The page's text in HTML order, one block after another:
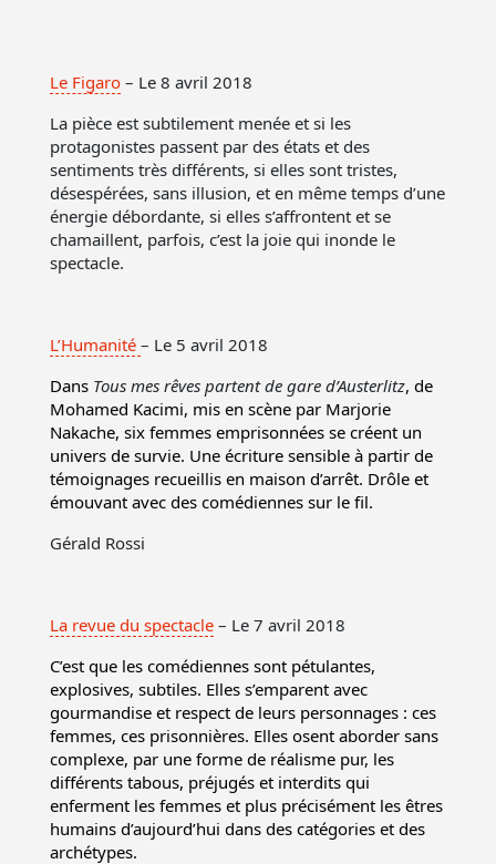
Le Figaro – Le 8 avril 2018
La pièce est subtilement menée et si les
protagonistes passent par des états et des
sentiments très différents, si elles sont tristes,
désespérées, sans illusion, et en même temps d’une
énergie débordante, si elles s’affrontent et se
chamaillent, parfois, c’est la joie qui inonde le
spectacle.
L’Humanité – Le 5 avril 2018
Dans Tous mes rêves partent de gare d’Austerlitz, de
Mohamed Kacimi, mis en scène par Marjorie
Nakache, six femmes emprisonnées se créent un
univers de survie. Une écriture sensible à partir de
témoignages recueillis en maison d’arrêt. Drôle et
émouvant avec des comédiennes sur le fil.
Gérald Rossi
La revue du spectacle – Le 7 avril 2018
C’est que les comédiennes sont pétulantes,
explosives, subtiles. Elles s’emparent avec
gourmandise et respect de leurs personnages : ces
femmes, ces prisonnières. Elles osent aborder sans
complexe, par une forme de réalisme pur, les
différents tabous, préjugés et interdits qui
enferment les femmes et plus précisément les êtres
humains d’aujourd’hui dans des catégories et des
archétypes.